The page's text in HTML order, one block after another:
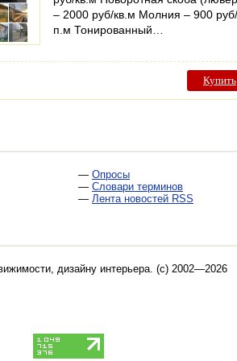
– 2000 руб/кв.м Молния – 900 руб/
п.м Тонированный…
Купить
— Опросы
— Словари терминов
— Лента новостей RSS
дизайну интерьера. (c) 2002—2026